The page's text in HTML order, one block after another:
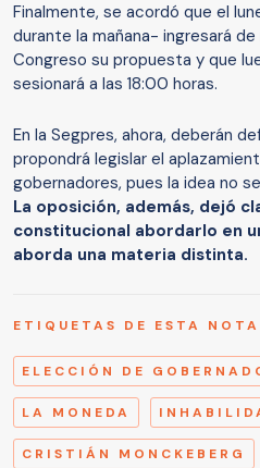
Finalmente, se acordó que el
durante la mañana- ingresará
Congreso su propuesta y que
sesionará a las 18:00 horas.
En la Segpres, ahora, deberán
propondrá legislar el
gobernadores, pues la idea no
La oposición, además, dejó
constitucional abordarlo en
aborda una materia distinta.
ETIQUETAS DE ESTA NOTA
ELECCIÓN DE
LA MONEDA
CRISTIÁN MONCKEBERG